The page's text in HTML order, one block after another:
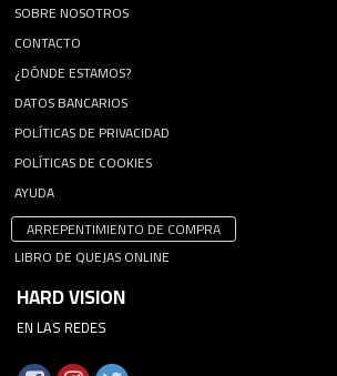
SOBRE NOSOTROS
CONTACTO
¿DÓNDE ESTAMOS?
DATOS BANCARIOS
POLÍTICAS DE PRIVACIDAD
POLÍTICAS DE COOKIES
AYUDA
ARREPENTIMIENTO DE COMPRA
LIBRO DE QUEJAS ONLINE
HARD VISION
EN LAS REDES